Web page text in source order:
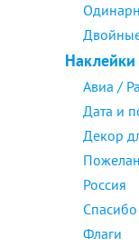
Наклейки
Авиа /
Дата и
Декор
Россия
Флаги